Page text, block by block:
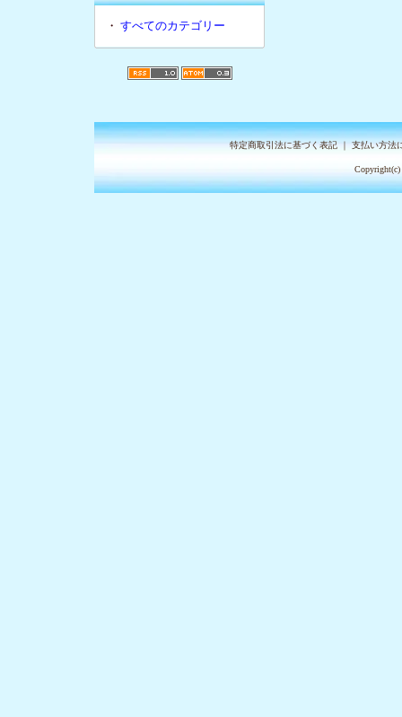
・ すべてのカテゴリー
特定商取引法に基づく表記｜支払い方法